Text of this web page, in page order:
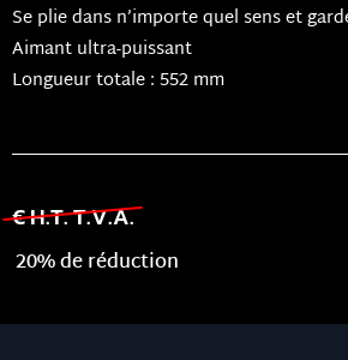
Se plie dans n’importe quel sens et
Aimant ultra-puissant
Longueur totale : 552 mm
€ H.T. T.V.A.
20% de réduction